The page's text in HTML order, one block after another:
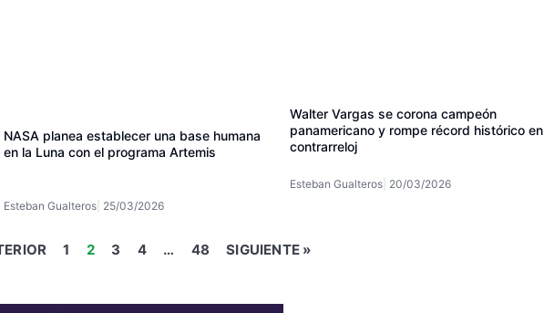
NASA planea establecer una base humana
en la Luna con el programa Artemis
Esteban Gualteros 25/03/2026
Walter Vargas se corona campeón
panamericano y rompe récord histórico en
contrarreloj
Esteban Gualteros 20/03/2026
1 2 3 4 … 48 SIGUIENTE »